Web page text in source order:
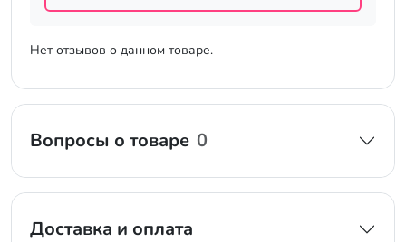
Нет отзывов о данном товаре.
Вопросы о товаре 0
Доставка и оплата